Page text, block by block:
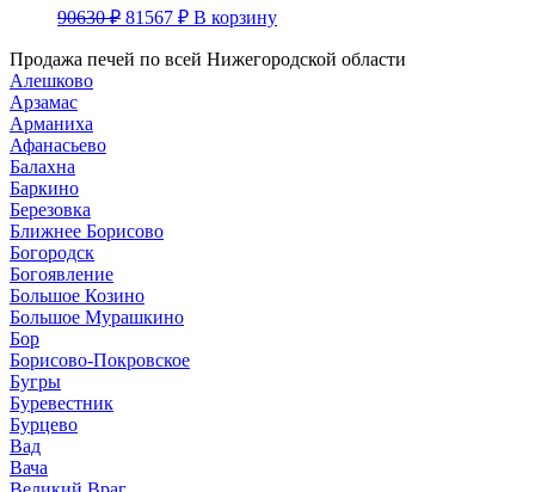
90630₽ Первоначальная
составляла
81567 ₽Текущая
цена:
81567 ₽.
В корзину
Продажа печей по всей Нижегородской области
Алешково
Арзамас
Арманиха
Афанасьево
Балахна
Баркино
Березовка
Ближнее Борисово
Богородск
Богоявление
Большое Козино
Большое Мурашкино
Бор
Борисово-Покровское
Бугры
Буревестник
Бурцево
Вад
Вача